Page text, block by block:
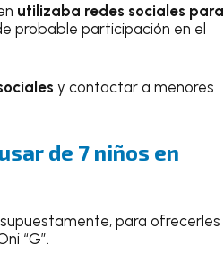
utilizaba redes sociales para
probable participación en el
y contactar a menores
de 7 niños en
supuestamente, para ofrecerles
“G”.